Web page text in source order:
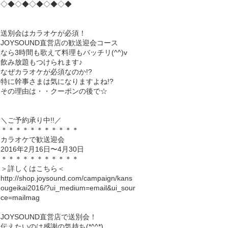
◇◆◇◆◇◆◇◆◇◆
送別会はカラオケが必須！
JOYSOUND直営店の歓送迎会コース
なら3時間も歌えて料理もバッチリ(^^)v
飲み放題もつけられます♪
なぜカラオケが必須なのか!?
特に幹事さまは気になりますよね!?
その理由は・・クーポンの後で☆
＼ご予約承り中!!／
＊＊＊＊＊＊＊＊＊＊＊
カラオケで歓送迎会
2016年2月16日〜4月30日
＊＊＊＊＊＊＊＊＊＊＊
＞詳しくはこちら＜
http://shop.joysound.com/campaign/kans
ougeikai2016/?ui_medium=email&ui_sour
ce=mailmag
JOYSOUND直営店で送別会！